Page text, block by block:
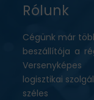
Rólunk
Cégünk már
beszállítója a
logisztikai
széles